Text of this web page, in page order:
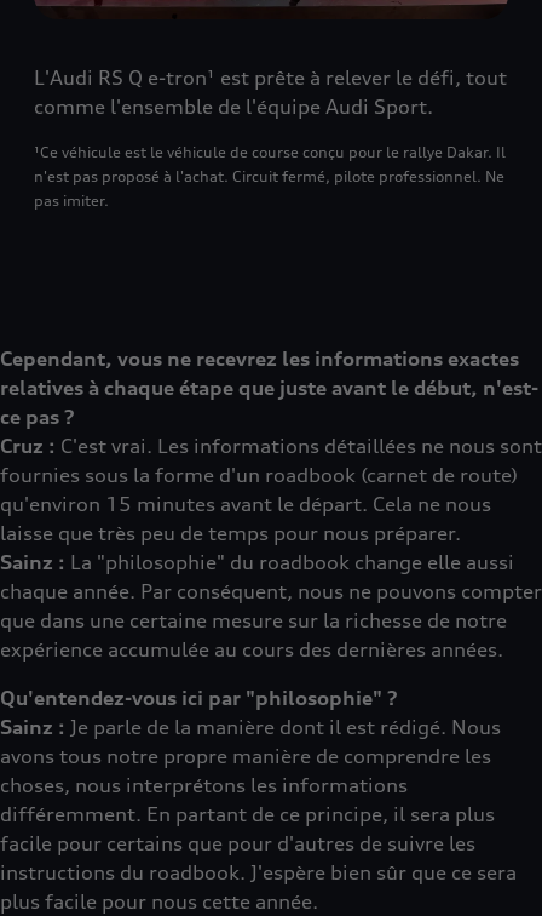
L'Audi RS Q e-tron¹ est prête à relever le défi, tout
comme l'ensemble de l'équipe Audi Sport.
¹Ce véhicule est le véhicule de course conçu pour le rallye Dakar. Il
n'est pas proposé à l'achat. Circuit fermé, pilote professionnel. Ne
pas imiter.
Cependant, vous ne recevrez les informations exactes
relatives à chaque étape que juste avant le début, n'est-
ce pas ?
Cruz : C'est vrai. Les informations détaillées ne nous sont
fournies sous la forme d'un roadbook (carnet de route)
qu'environ 15 minutes avant le départ. Cela ne nous
laisse que très peu de temps pour nous préparer.
Sainz : La "philosophie" du roadbook change elle aussi
chaque année. Par conséquent, nous ne pouvons compter
que dans une certaine mesure sur la richesse de notre
expérience accumulée au cours des dernières années.
Qu'entendez-vous ici par "philosophie" ?
Sainz : Je parle de la manière dont il est rédigé. Nous
avons tous notre propre manière de comprendre les
choses, nous interprétons les informations
différemment. En partant de ce principe, il sera plus
facile pour certains que pour d'autres de suivre les
instructions du roadbook. J'espère bien sûr que ce sera
plus facile pour nous cette année.